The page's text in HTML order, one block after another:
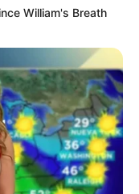
Queen
William's Breath